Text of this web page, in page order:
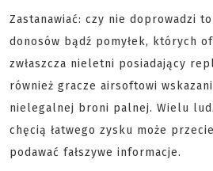
Zastanawiać: czy nie doprowadzi
donosów bądź pomyłek, których
zwłaszcza nieletni posiadający
również gracze airsoftowi
nielegalnej broni palnej. Wielu
chęcią łatwego zysku może
podawać fałszywe informacje.